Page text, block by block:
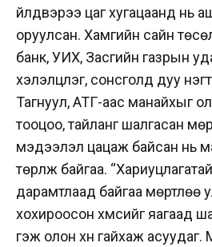
үйлдвэрээ цаг хугацаанд нь
оруулсан. Хамгийн сайн
банк, УИХ, Засгийн газрын
хэлэлцүүлэг, сонсголд дуу
Тагнуул, АТГ-аас манайхыг
тооцоо, тайланг шалгасан
мэдээлэл цацаж байсан нь
төрүүлж байгаа.
дарамтлаад байгаа мөртлөө
хохироосон хүмүүсийг яагаад
гэж олон хүн гайхаж